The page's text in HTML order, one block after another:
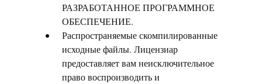
РАЗРАБОТАННОЕ ПРОГРАММНОЕ
ОБЕСПЕЧЕНИЕ.
Распространяемые скомпилированные
исходные файлы. Лицензиар
предоставляет вам неисключительное
право воспроизводить и